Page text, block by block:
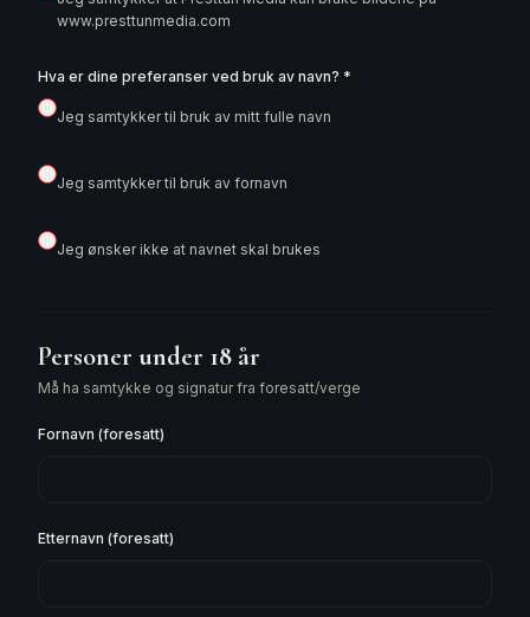
www.presttunmedia.com
Hva er dine preferanser ved bruk av navn? *
Jeg samtykker til bruk av mitt fulle navn
Jeg samtykker til bruk av fornavn
Jeg ønsker ikke at navnet skal brukes
Personer under 18 år
Må ha samtykke og signatur fra foresatt/verge
Fornavn (foresatt)
Etternavn (foresatt)